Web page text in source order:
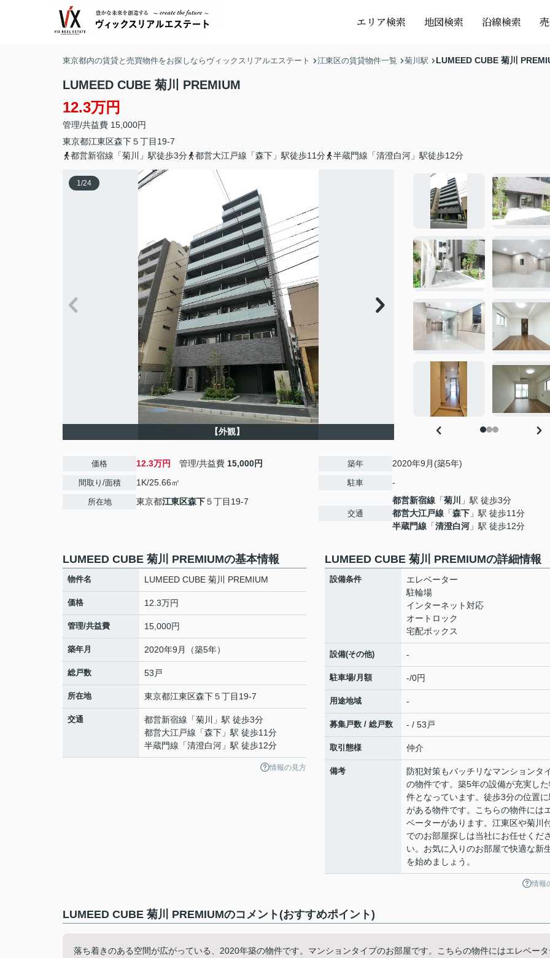
エリア検索 地図検索 沿線検索
東京都内の賃貸と売買物件をお探しならヴィックスリアルエステート 江東区の賃貸物件一覧 菊川駅 LUMEED CUBE 菊川
LUMEED CUBE 菊川 PREMIUM
12.3万円
管理/共益費 15,000円
東京都江東区森下５丁目19-7
都営新宿線「菊川」駅徒歩3分
都営大江戸線「森下」駅徒歩11分 半蔵門線「清澄白河」駅徒歩12分
1/24
【外観】
価格 12.3万円 管理/共益費 15,000円
間取り/面積 1K/25.66㎡
所在地 東京都江東区森下５丁目19-7
築年 2020年9月(築5年)
駐車 -
交通
都営新宿線 「菊川
」駅 徒歩3分
都営大江戸線 「森下 」駅 徒歩11分
半蔵門線 「清澄白河 」駅 徒歩12分
LUMEED CUBE 菊川 PREMIUMの基本情報
物件名 LUMEED CUBE 菊川 PREMIUM
価格 12.3万円
管理/共益費 15,000円
築年月 2020年9月（築5年）
総戸数 53戸
所在地 東京都江東区森下５丁目19-7
交通 都営新宿線 「菊川
」駅 徒歩3分
都営大江戸線 「森下 」駅 徒歩11分
半蔵門線 「清澄白河 」駅 徒歩12分
情報の見方
LUMEED CUBE 菊川 PREMIUMの詳細情報
設備条件
エレベーター
駐輪場
インターネット対応
オートロック
宅配ボックス
設備(その他) -
駐車場/月額 -/0円
用途地域 -
募集戸数 / 総戸数 - / 53戸
取引態様 仲介
備考
防犯対策もバッチリなマンションタ
の物件です。築5年の設備が充実した
件となっています。徒歩3分の位置に
がある物件です。こちらの物件には
ベーターがあります。江東区や菊川
でのお部屋探しは当社にお任せくださ
い。お気に入りのお部屋で快適な新
を始めましょう。
情報
LUMEED CUBE 菊川 PREMIUMのコメント(おすすめポイント)
落ち着きのある空間が広がっている、2020年築の物件です。マンションタイプのお部屋です。こちらの物件にはエレベータ